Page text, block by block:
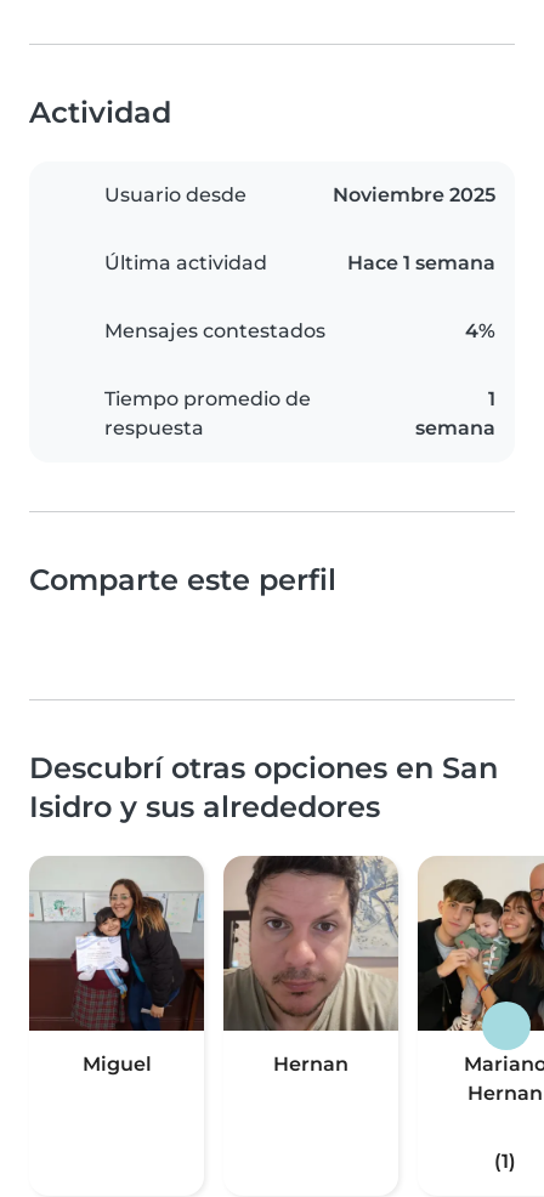
Actividad
Usuario desde Noviembre 2025
Última actividad Hace 1 semana
Mensajes contestados 4%
Tiempo promedio de
respuesta
1
semana
Comparte este perfil
Descubrí otras opciones en San
Isidro y sus alrededores
Miguel Hernan
Hernan
(1)